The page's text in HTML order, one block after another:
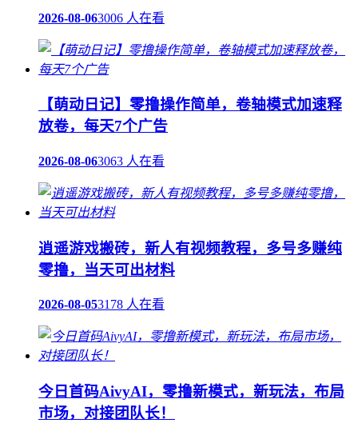
2026-08-063006 人在看
【萌动日记】零撸操作简单，卷轴模式加速释
放卷，每天7个广告
2026-08-063063 人在看
逍遥游戏搬砖，新人有视频教程，多号多赚纯
零撸，当天可出材料
2026-08-053178 人在看
今日首码AivyAI，零撸新模式，新玩法，布局
市场，对接团队长！